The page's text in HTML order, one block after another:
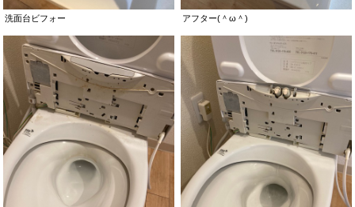
洗面台ビフォー アフター(＾ω＾)